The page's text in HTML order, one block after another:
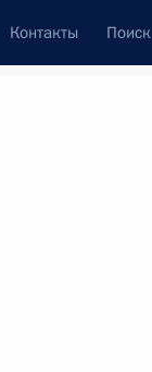
Контакты Поиск